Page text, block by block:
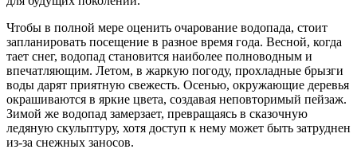
Чтобы в полной мере оценить очарование водопада, стоит
запланировать посещение в разное время года. Весной, когда
тает снег, водопад становится наиболее полноводным и
впечатляющим. Летом, в жаркую погоду, прохладные брызги
воды дарят приятную свежесть. Осенью, окружающие деревья
окрашиваются в яркие цвета, создавая неповторимый пейзаж.
Зимой же водопад замерзает, превращаясь в сказочную
ледяную скульптуру, хотя доступ к нему может быть затруднен
из-за снежных заносов.